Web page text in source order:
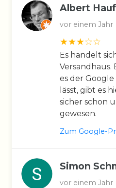
Albert
vor einem Jahr
Es handelt
Versandhaus.
es der
lässt, gibt es
sicher schon
gewesen.
Zum Google-
Simon
vor einem Jahr